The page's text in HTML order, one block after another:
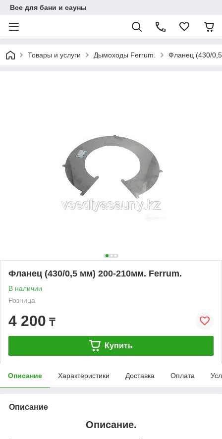
Все для бани и сауны
Товары и услуги Дымоходы Ferrum. Фланец (430/
Фланец (430/0,5 мм) 200-210мм. Ferrum.
В наличии
Розница
4 200 ₸
Купить
Описание Характеристики Доставка Оплата
Описание
Описание.